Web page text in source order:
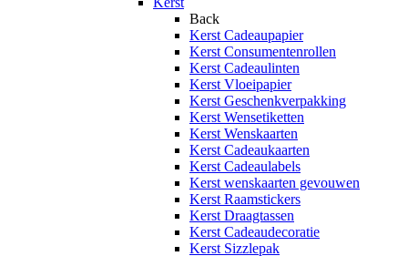
Back
Kerst Cadeaupapier
Kerst Consumentenrollen
Kerst Cadeaulinten
Kerst Vloeipapier
Kerst Geschenkverpakking
Kerst Wensetiketten
Kerst Wenskaarten
Kerst Cadeaukaarten
Kerst Cadeaulabels
Kerst wenskaarten gevouwen
Kerst Raamstickers
Kerst Draagtassen
Kerst Cadeaudecoratie
Kerst Sizzlepak